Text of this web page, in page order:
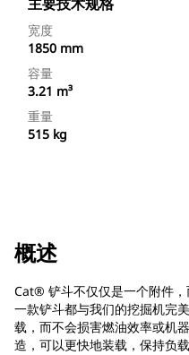
主要技术规格
宽度
1850 mm
容量
3.21 m³
重量
515 kg
概述
Cat® 铲斗不仅仅是一个附件
一款铲斗都与我们的挖掘机完
载，而不会损害燃油效率或机
造，可以更快地装载，保持负